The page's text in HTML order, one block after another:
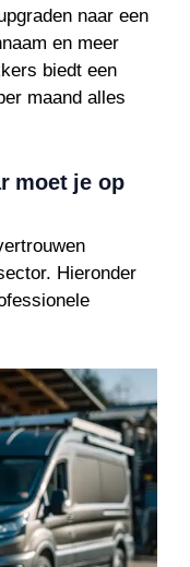
naar een
en meer
biedt een
maand alles
moet je op
Hieronder